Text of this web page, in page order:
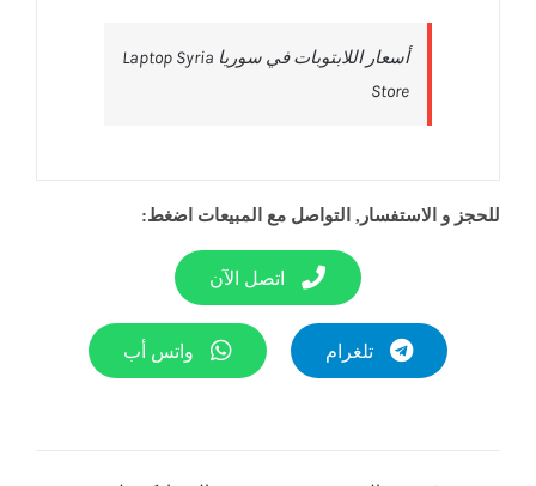
‎أسعار اللابتوبات في سوريا Laptop Syria
Store‎
للحجز و الاستفسار, التواصل مع المبيعات اضغط:
اتصل الآن
تلغرام واتس أب